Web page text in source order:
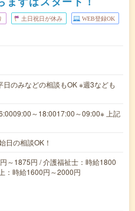
土日祝日が休み WEB登録OK
日のみなどの相談もOK ※週3なども
～18:0017:00～09:00※ 上記
の相談OK！
～1875円 / 介護福祉士：時給1800
：時給1600円～2000円